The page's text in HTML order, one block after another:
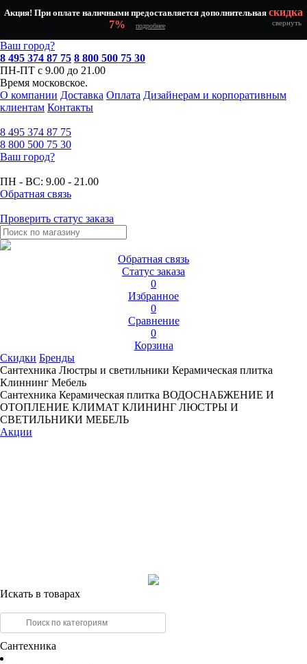
Акция! При оплате наличными предоставляется дополнительная скидка
7%
подробнее свернуть
Ваш город?
8 495 374 87 75 8 800 500 75 30
ПН-ПТ с 9.00 до 21.00
Время московское.
О компании Доставка Оплата Дизайнерам и корпоративным
клиентам Контакты
8 495 374 87 75
8 800 500 75 30
Ваш город?
ПН - ВС: 9.00 - 21.00
Обратная связь
Проверить статус заказа
Обратная связь
Статус заказа
0
Избранное
0
Сравнение
0
Корзина
Скидки Бренды
Сантехника Люстры и светильники Керамическая плитка
Клиннинг Мебель
Сантехника Керамическая плитка ВОДОСНАБЖЕНИЕ И
ОТОПЛЕНИЕ КЛИМАТ КЛИНИНГ ЛЮСТРЫ И
СВЕТИЛЬНИКИ МЕБЕЛЬ
Акции
Искать в товарах
Сантехника